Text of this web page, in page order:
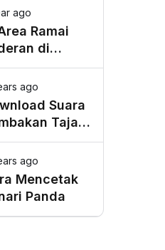
belut besar
ago
Ramai
di
Cek
Favorit
Mangkal
Online
ago
Suara
Tajam
Siri Siri
Mp3
ago
Mencetak
Panda